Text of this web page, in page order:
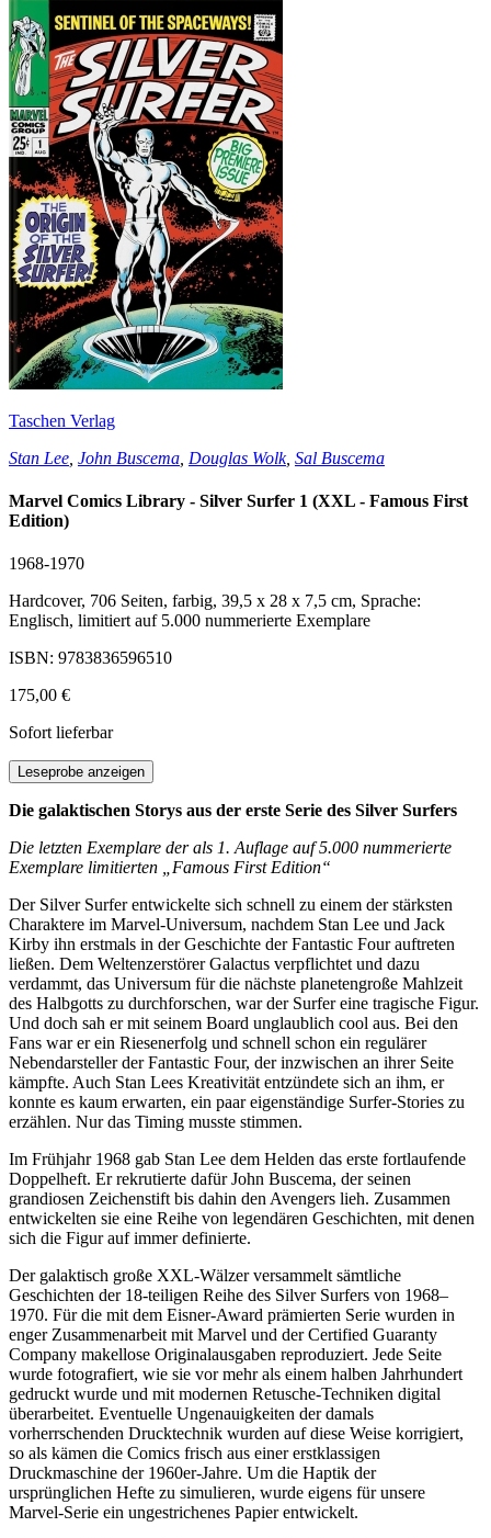
Taschen Verlag
Stan Lee John Buscema Douglas Wolk, Sal Buscema
Marvel Comics Library - Silver Surfer 1 (XXL - Famous First
Edition)
1968-1970
Hardcover, 706 Seiten, farbig, 39,5 x 28 x 7,5 cm, Sprache:
Englisch, limitiert auf 5.000 nummerierte Exemplare
ISBN: 9783836596510
175,00 €
Sofort lieferbar
Leseprobe anzeigen
Die galaktischen Storys aus der erste Serie des Silver Surfers
Die letzten Exemplare der als 1. Auflage auf 5.000 nummerierte
Exemplare limitierten „Famous First Edition“
Der Silver Surfer entwickelte sich schnell zu einem der stärksten
Charaktere im Marvel-Universum, nachdem Stan Lee und Jack
Kirby ihn erstmals in der Geschichte der Fantastic Four auftreten
ließen. Dem Weltenzerstörer Galactus verpflichtet und dazu
verdammt, das Universum für die nächste planetengroße Mahlzeit
des Halbgotts zu durchforschen, war der Surfer eine tragische Figur.
Und doch sah er mit seinem Board unglaublich cool aus. Bei den
Fans war er ein Riesenerfolg und schnell schon ein regulärer
Nebendarsteller der Fantastic Four, der inzwischen an ihrer Seite
kämpfte. Auch Stan Lees Kreativität entzündete sich an ihm, er
konnte es kaum erwarten, ein paar eigenständige Surfer-Stories zu
erzählen. Nur das Timing musste stimmen.
Im Frühjahr 1968 gab Stan Lee dem Helden das erste fortlaufende
Doppelheft. Er rekrutierte dafür John Buscema, der seinen
grandiosen Zeichenstift bis dahin den Avengers lieh. Zusammen
entwickelten sie eine Reihe von legendären Geschichten, mit denen
sich die Figur auf immer definierte.
Der galaktisch große XXL-Wälzer versammelt sämtliche
Geschichten der 18-teiligen Reihe des Silver Surfers von 1968–
1970. Für die mit dem Eisner-Award prämierten Serie wurden in
enger Zusammenarbeit mit Marvel und der Certified Guaranty
Company makellose Originalausgaben reproduziert. Jede Seite
wurde fotografiert, wie sie vor mehr als einem halben Jahrhundert
gedruckt wurde und mit modernen Retusche-Techniken digital
überarbeitet. Eventuelle Ungenauigkeiten der damals
vorherrschenden Drucktechnik wurden auf diese Weise korrigiert,
so als kämen die Comics frisch aus einer erstklassigen
Druckmaschine der 1960er-Jahre. Um die Haptik der
ursprünglichen Hefte zu simulieren, wurde eigens für unsere
Marvel-Serie ein ungestrichenes Papier entwickelt.